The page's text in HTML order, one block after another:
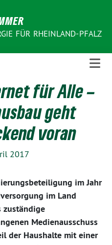
FÜR RHEINLAND-PFALZ
für Alle –
geht
voran
2017
im Jahr
im Land
zuständige
Medienausschuss
der Haushalte mit einer